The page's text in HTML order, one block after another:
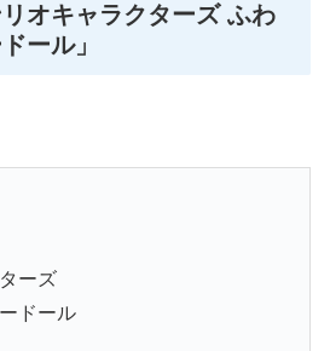
リオキャラクターズ ふわ
ール」
ーズ
ドール